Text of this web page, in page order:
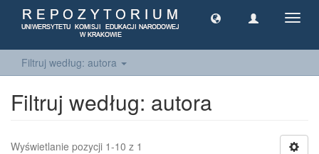
Filtruj według: autora
Filtruj według: autora
Wyświetlanie pozycji 1-10 z 1